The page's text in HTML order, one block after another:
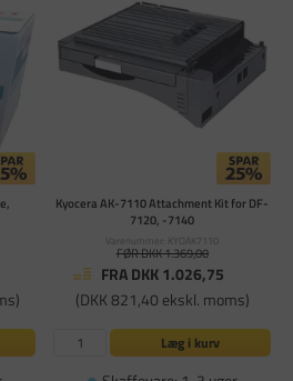
Kyocera AK-7110 Attachment Kit for DF-
7120, -7140
Varenummer: KYOAK7110
FØR DKK 1.369,00
FRA DKK 1.026,75
(DKK 821,40 ekskl. moms)
Læg i kurv